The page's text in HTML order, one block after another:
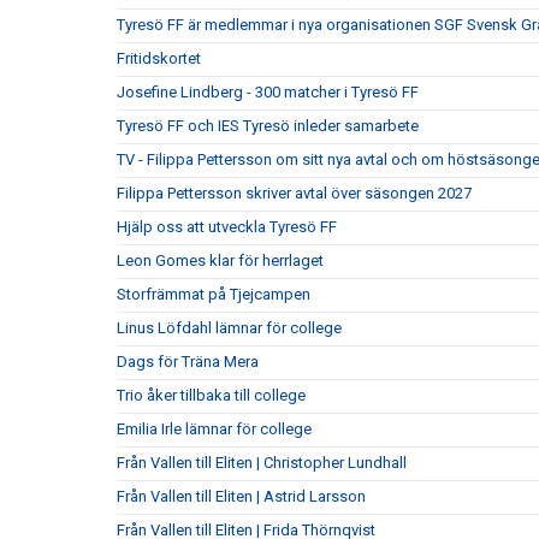
Tyresö FF är medlemmar i nya organisationen SGF Svensk
Fritidskortet
Josefine Lindberg - 300 matcher i Tyresö FF
Tyresö FF och IES Tyresö inleder samarbete
TV - Filippa Pettersson om sitt nya avtal och om
Filippa Pettersson skriver avtal över säsongen 2027
Hjälp oss att utveckla Tyresö FF
Leon Gomes klar för herrlaget
Storfrämmat på Tjejcampen
Linus Löfdahl lämnar för college
Dags för Träna Mera
Trio åker tillbaka till college
Emilia Irle lämnar för college
Från Vallen till Eliten | Christopher Lundhall
Från Vallen till Eliten | Astrid Larsson
Från Vallen till Eliten | Frida Thörnqvist